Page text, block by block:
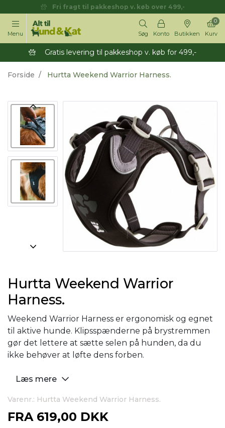
Fri fragt til pakkeshop v. køb over 499,-
Menu Søg Konto Butikken Kurv
0
Gratis levering til pakkeshop v. køb for 499,-
Forside Hurtta Weekend Warrior Harness.
Hurtta Weekend Warrior
Harness.
Weekend Warrior Harness er ergonomisk og egnet
til aktive hunde. Klipsspænderne på brystremmen
gør det lettere at sætte selen på hunden, da du
ikke behøver at løfte dens forben.
Læs mere
Varenr.: Hurtta Weekend Warrior Harness.
FRA 619,00 DKK